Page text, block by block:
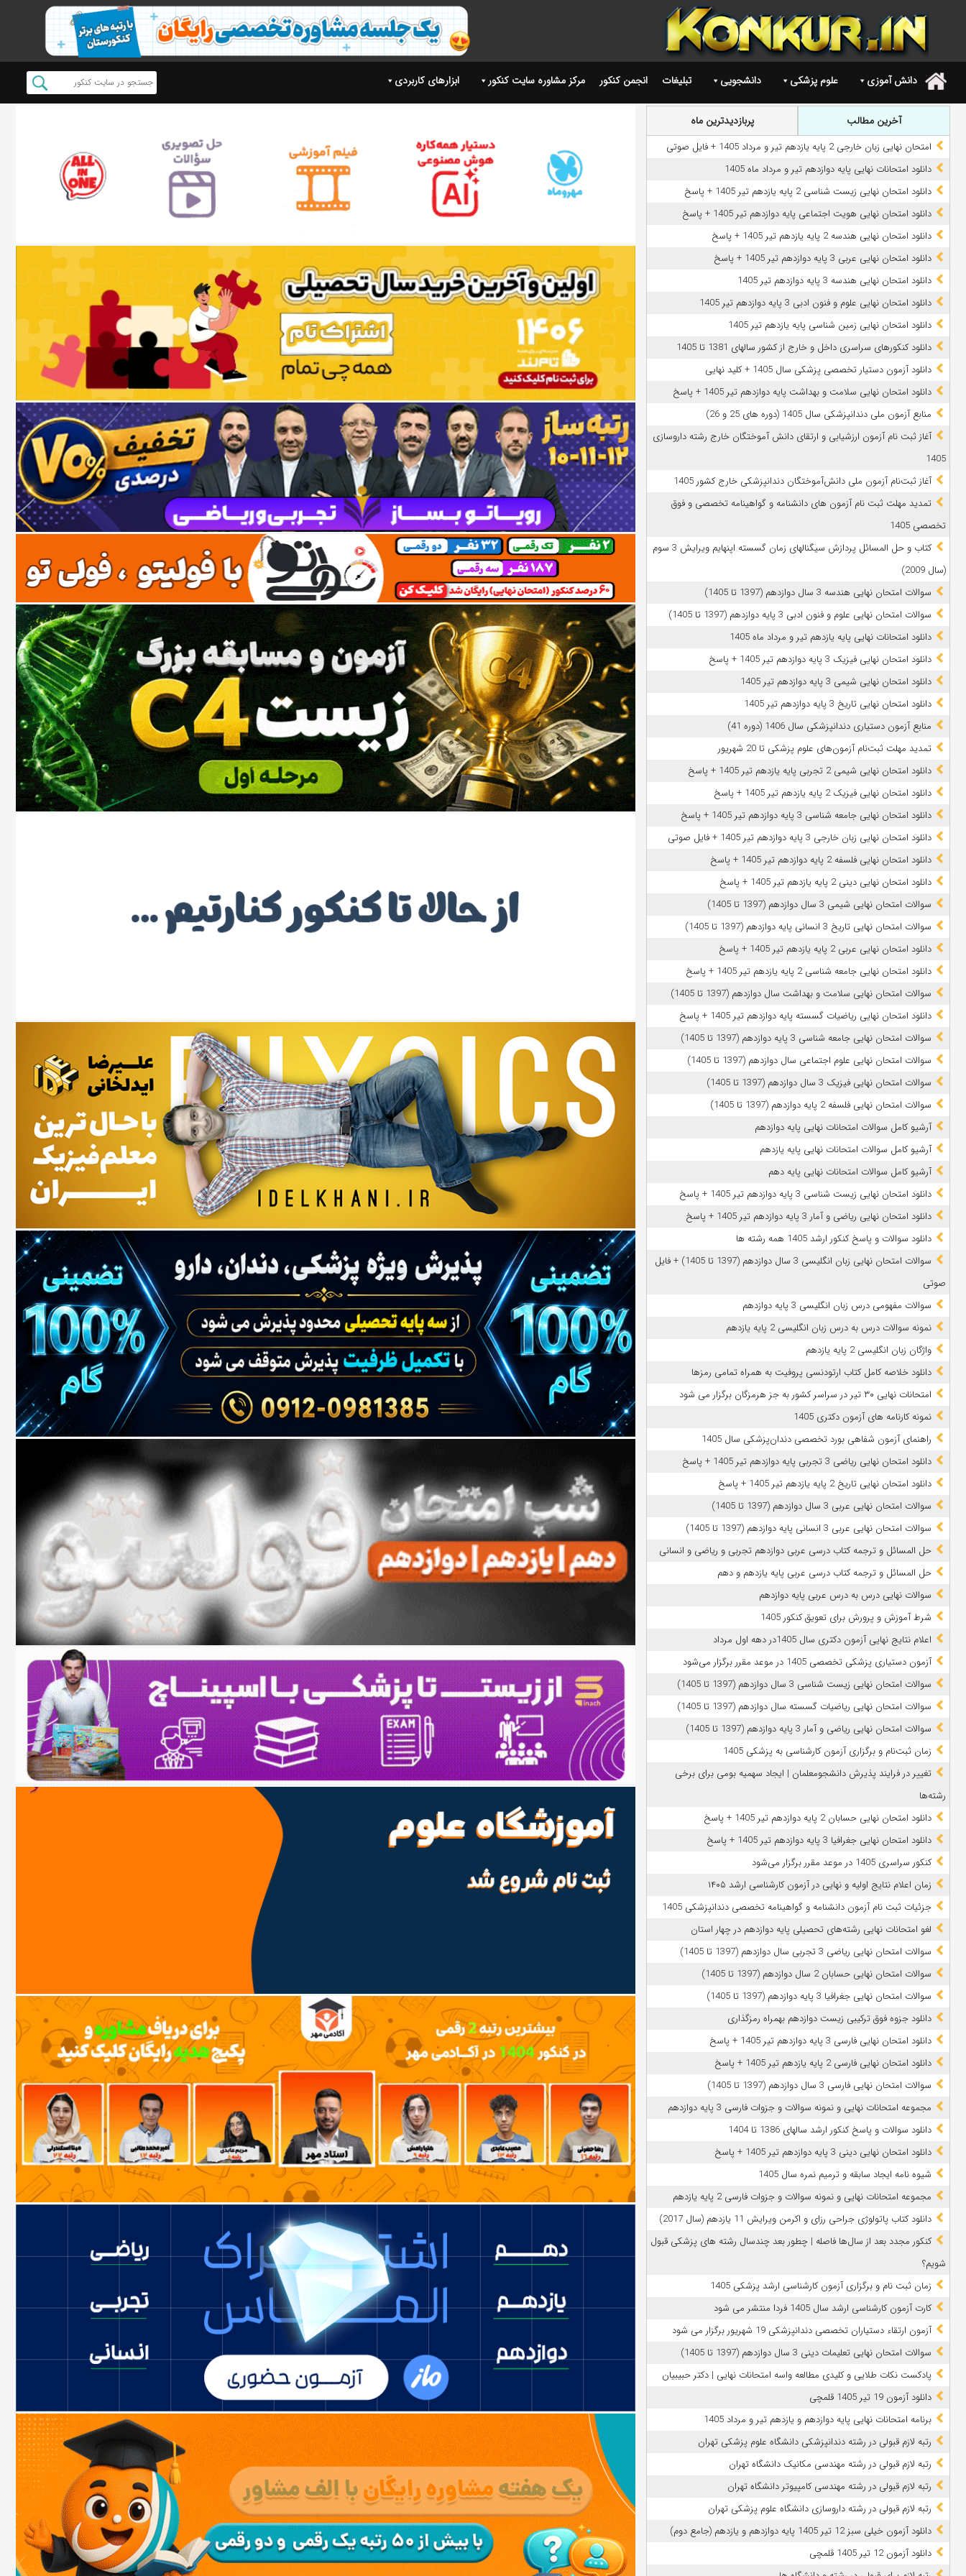
. دانش آموزی علوم پزشکی دانشجویی تبلیغات انجمن کنکور مرکز مشاوره سایت کنکور ابزارهای کاربردی
آخرین مطالب پربازدیدترین ماه
امتحان نهایی زبان خارجی 2 پایه یازدهم تیر و مرداد 1405 + فایل صوتی
دانلود امتحانات نهایی پایه دوازدهم تیر و مرداد ماه 1405
دانلود امتحان نهایی زیست شناسی 2 پایه یازدهم تیر 1405 + پاسخ
دانلود امتحان نهایی هویت اجتماعی پایه دوازدهم تیر 1405 + پاسخ
دانلود امتحان نهایی هندسه 2 پایه یازدهم تیر 1405 + پاسخ
دانلود امتحان نهایی عربی 3 پایه دوازدهم تیر 1405 + پاسخ
دانلود امتحان نهایی هندسه 3 پایه دوازدهم تیر 1405
دانلود امتحان نهایی علوم و فنون ادبی 3 پایه دوازدهم تیر 1405
دانلود امتحان نهایی زمین شناسی پایه یازدهم تیر 1405
دانلود کنکورهای سراسری داخل و خارج از کشور سالهای 1381 تا 1405
دانلود آزمون دستیار تخصصی پزشکی سال 1405 + کلید نهایی
دانلود امتحان نهایی سلامت و بهداشت پایه دوازدهم تیر 1405 + پاسخ
ﻣﻨﺎﺑﻊ آزﻣﻮن ﻣﻠﯽ دندانپزشکی سال 1405 (دوره های 25 و 26)
آغاز ثبت نام آزمون‌ ارزشیابی و ارتقای دانش آموختگان خارج رشته داروسازی
1405
آغاز ثبت‌نام آزمون ملی دانش‌آموختگان دندانپزشکی خارج کشور 1405
تمدید مهلت ثبت نام آزمون های دانشنامه و گواهینامه تخصصی و فوق
تخصصی 1405
کتاب و حل المسائل پردازش سیگنالهای زمان گسسته اپنهایم ویرایش 3 سوم
(سال 2009)
سوالات امتحان نهایی هندسه 3 سال دوازدهم (1397 تا 1405)
سوالات امتحان نهایی علوم و فنون ادبی 3 پایه دوازدهم (1397 تا 1405)
دانلود امتحانات نهایی پایه یازدهم تیر و مرداد ماه 1405
دانلود امتحان نهایی فیزیک 3 پایه دوازدهم تیر 1405 + پاسخ
دانلود امتحان نهایی شیمی 3 پایه دوازدهم تیر 1405
دانلود امتحان نهایی تاریخ 3 پایه دوازدهم تیر 1405
منابع آزمون دستیاری دندانپزشکی سال 1406 (دوره 41)
تمدید مهلت ثبت‌نام آزمون‌های علوم پزشکی تا 20 شهریور
دانلود امتحان نهایی شیمی 2 تجربی پایه یازدهم تیر 1405 + پاسخ
دانلود امتحان نهایی فیزیک 2 پایه یازدهم تیر 1405 + پاسخ
دانلود امتحان نهایی جامعه شناسی 3 پایه دوازدهم تیر 1405 + پاسخ
دانلود امتحان نهایی زبان خارجی 3 پایه دوازدهم تیر 1405 + فایل صوتی
دانلود امتحان نهایی فلسفه 2 پایه دوازدهم تیر 1405 + پاسخ
دانلود امتحان نهایی دینی 2 پایه یازدهم تیر 1405 + پاسخ
سوالات امتحان نهایی شیمی 3 سال دوازدهم (1397 تا 1405)
سوالات امتحان نهایی تاریخ 3 انسانی پایه دوازدهم (1397 تا 1405)
دانلود امتحان نهایی عربی 2 پایه یازدهم تیر 1405 + پاسخ
دانلود امتحان نهایی جامعه شناسی 2 پایه یازدهم تیر 1405 + پاسخ
سوالات امتحان نهایی سلامت و بهداشت سال دوازدهم (1397 تا 1405)
دانلود امتحان نهایی ریاضیات گسسته پایه دوازدهم تیر 1405 + پاسخ
سوالات امتحان نهایی جامعه شناسی 3 پایه دوازدهم (1397 تا 1405)
سوالات امتحان نهایی علوم اجتماعی سال دوازدهم (1397 تا 1405)
سوالات امتحان نهایی فیزیک 3 سال دوازدهم (1397 تا 1405)
سوالات امتحان نهایی فلسفه 2 پایه دوازدهم (1397 تا 1405)
آرشیو کامل سوالات امتحانات نهایی پایه دوازدهم
آرشیو کامل سوالات امتحانات نهایی پایه یازدهم
آرشیو کامل سوالات امتحانات نهایی پایه دهم
دانلود امتحان نهایی زیست شناسی 3 پایه دوازدهم تیر 1405 + پاسخ
دانلود امتحان نهایی ریاضی و آمار 3 پایه دوازدهم تیر 1405 + پاسخ
دانلود سوالات و پاسخ کنکور ارشد 1405 همه رشته ها
سوالات امتحان نهایی زبان انگلیسی 3 سال دوازدهم (1397 تا 1405) + فایل
صوتی
سوالات مفهومی درس زبان انگلیسی 3 پایه دوازدهم
نمونه سوالات درس به درس زبان انگلیسی 2 پایه یازدهم
واژگان زبان انگلیسی 2 پایه یازدهم
دانلود خلاصه کامل کتاب ارتودنسی پروفیت به همراه تمامی رمزها
امتحانات نهایی ۳۰ تیر در سراسر کشور به جز هرمزگان برگزار می شود
نمونه کارنامه های آزمون دکتری 1405
راهنمای آزمون شفاهی بورد تخصصی دندان‌پزشکی سال 1405
دانلود امتحان نهایی ریاضی 3 تجربی پایه دوازدهم تیر 1405 + پاسخ
دانلود امتحان نهایی تاریخ 2 پایه یازدهم تیر 1405 + پاسخ
سوالات امتحان نهایی عربی 3 سال دوازدهم (1397 تا 1405)
سوالات امتحان نهایی عربی 3 انسانی پایه دوازدهم (1397 تا 1405)
حل المسائل و ترجمه کتاب درسی عربی دوازدهم تجربی و ریاضی و انسانی
حل المسائل و ترجمه کتاب درسی عربی پایه یازدهم و دهم
سوالات نهایی درس به درس عربی پایه دوازدهم
شرط آموزش و پرورش برای تعویق کنکور 1405
اعلام نتایج نهایی آزمون دکتری سال 1405در دهه اول مرداد
آزمون دستیاری پزشکی تخصصی 1405 در موعد مقرر برگزار می‌شود
سوالات امتحان نهایی زیست شناسی 3 سال دوازدهم (1397 تا 1405)
سوالات امتحان نهایی ریاضیات گسسته سال دوازدهم (1397 تا 1405)
سوالات امتحان نهایی ریاضی و آمار 3 پایه دوازدهم (1397 تا 1405)
زمان ثبت‌نام و برگزاری آزمون کارشناسی به پزشکی 1405
تغییر در فرایند پذیرش دانشجومعلمان | ایجاد سهمیه بومی برای برخی
رشته‌ها
دانلود امتحان نهایی حسابان 2 پایه دوازدهم تیر 1405 + پاسخ
دانلود امتحان نهایی جغرافیا 3 پایه دوازدهم تیر 1405 + پاسخ
کنکور سراسری 1405 در موعد مقرر برگزار می‌شود
زمان اعلام نتایج اولیه و نهایی در آزمون کارشناسی ارشد ۱۴۰۵
جزئیات ثبت نام آزمون دانشنامه و گواهینامه تخصصی دندانپزشکی 1405
لغو امتحانات نهایی رشته‌های تحصیلی پایه دوازدهم در چهار استان
سوالات امتحان نهایی ریاضی 3 تجربی سال دوازدهم (1397 تا 1405)
سوالات امتحان نهایی حسابان 2 سال دوازدهم (1397 تا 1405)
سوالات امتحان نهایی جغرافیا 3 پایه دوازدهم (1397 تا 1405)
دانلود جزوه فوق ترکیبی زیست دوازدهم بهمراه رمزگذاری
دانلود امتحان نهایی فارسی 3 پایه دوازدهم تیر 1405 + پاسخ
دانلود امتحان نهایی فارسی 2 پایه یازدهم تیر 1405 + پاسخ
سوالات امتحان نهایی فارسی 3 سال دوازدهم (1397 تا 1405)
مجموعه امتحانات نهایی و نمونه سوالات و جزوات فارسی 3 پایه دوازدهم
دانلود سوالات و پاسخ کنکور ارشد سالهای 1386 تا 1404
دانلود امتحان نهایی دینی 3 پایه دوازدهم تیر 1405 + پاسخ
شیوه نامه ایجاد سابقه و ترمیم نمره سال 1405
مجموعه امتحانات نهایی و نمونه سوالات و جزوات فارسی 2 پایه یازدهم
دانلود کتاب پاتولوژی جراحی رزای و اکرمن ویرایش 11 یازدهم (سال 2017)
کنکور مجدد بعد از سال‌ها فاصله | چطور بعد چندسال رشته‌ های پزشکی قبول
شویم؟
زمان ثبت نام و برگزاری آزمون کارشناسی ارشد پزشکی 1405
کارت آزمون کارشناسی ارشد سال 1405 فردا منتشر می شود
آزمون ارتقاء دستیاران تخصصی دندانپزشکی 19 شهریور برگزار می شود
سوالات امتحان نهایی تعلیمات دینی 3 سال دوازدهم (1397 تا 1405)
پادکست نکات طلایی و کلیدی مطالعه واسه امتحانات نهایی | دکتر حبیبیان
دانلود آزمون 19 تیر 1405 قلمچی
برنامه امتحانات نهایی پایه دوازدهم و یازدهم تیر و مرداد 1405
رتبه لازم قبولی در رشته دندانپزشکی دانشگاه علوم پزشکی تهران
رتبه لازم قبولی در رشته مهندسی مکانیک دانشگاه تهران
رتبه لازم قبولی در رشته مهندسی کامپیوتر دانشگاه تهران
رتبه لازم قبولی در رشته داروسازی دانشگاه علوم پزشکی تهران
دانلود آزمون خیلی سبز 12 تیر 1405 پایه دوازدهم و یازدهم (جامع دوم)
دانلود آزمون 12 تیر 1405 قلمچی